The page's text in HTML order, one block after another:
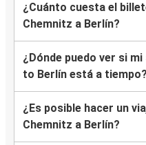
¿Cuánto cuesta el
Chemnitz a Berlín?
¿Dónde puedo ver si
to Berlín está a tiempo?
¿Es posible hacer un
Chemnitz a Berlín?